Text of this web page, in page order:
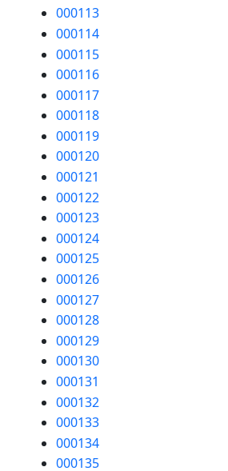
000113
000114
000115
000116
000117
000118
000119
000120
000121
000122
000123
000124
000125
000126
000127
000128
000129
000130
000131
000132
000133
000134
000135